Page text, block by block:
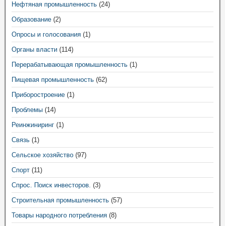
Нефтяная промышленность (24)
Образование (2)
Опросы и голосования (1)
Органы власти (114)
Перерабатывающая промышленность (1)
Пищевая промышленность (62)
Приборостроение (1)
Проблемы (14)
Реинжиниринг (1)
Связь (1)
Сельское хозяйство (97)
Спорт (11)
Спрос. Поиск инвесторов. (3)
Строительная промышленность (57)
Товары народного потребления (8)